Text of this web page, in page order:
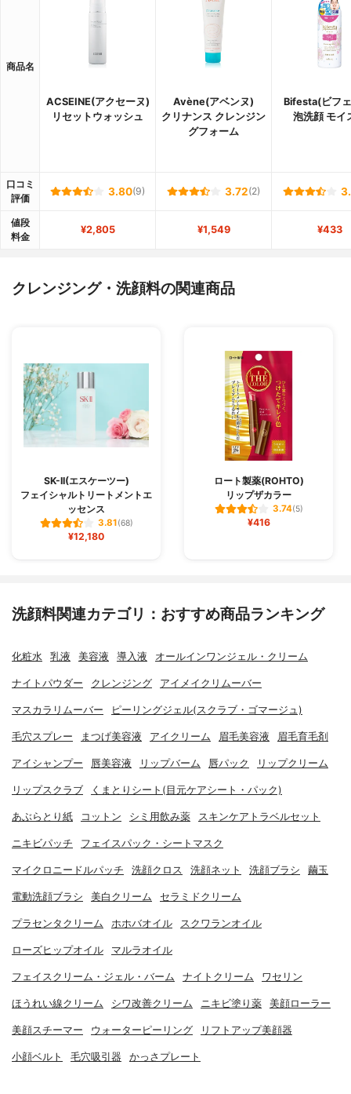
商品名
ACSEINE(アクセーヌ)
リセットウォッシュ
Avène(アベンヌ)
クリナンス クレンジン
グフォーム
Bifesta(ビフ
泡洗顔 モイ
口コミ
評価
3.80(9) 3.72(2)
値段
料金
¥2,805 ¥1,549 ¥433
クレンジング・洗顔料の関連商品
SK-II(エスケーツー)
フェイシャルトリートメントエ
ッセンス
3.81(68)
¥12,180
ロート製薬(ROHTO)
リップザカラー
3.74(5)
¥416
洗顔料関連カテゴリ：おすすめ商品ランキング
化粧水 乳液 美容液 導入液 オールインワンジェル・クリーム
ナイトパウダー クレンジング アイメイクリムーバー
マスカラリムーバー ピーリングジェル(スクラブ・ゴマージュ)
毛穴スプレー まつげ美容液 アイクリーム 眉毛美容液 眉毛育毛剤
アイシャンプー 唇美容液 リップバーム 唇パック リップクリーム
リップスクラブ くまとりシート(目元ケアシート・パック)
あぶらとり紙 コットン シミ用飲み薬 スキンケアトラベルセット
ニキビパッチ フェイスパック・シートマスク
マイクロニードルパッチ 洗顔クロス 洗顔ネット 洗顔ブラシ 繭玉
電動洗顔ブラシ 美白クリーム セラミドクリーム
プラセンタクリーム ホホバオイル スクワランオイル
ローズヒップオイル マルラオイル
フェイスクリーム・ジェル・バーム ナイトクリーム ワセリン
ほうれい線クリーム シワ改善クリーム ニキビ塗り薬 美顔ローラー
美顔スチーマー ウォーターピーリング リフトアップ美顔器
小顔ベルト 毛穴吸引器 かっさプレート